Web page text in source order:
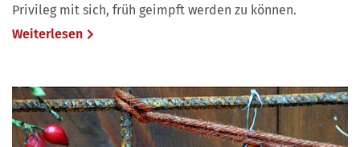
Privileg mit sich, früh geimpft werden zu können.
Weiterlesen